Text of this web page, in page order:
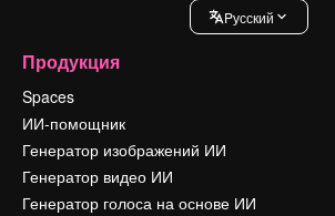
Pусский
Продукция
Spaces
ИИ-помощник
Генератор изображений ИИ
Генератор видео ИИ
Генератор голоса на основе ИИ